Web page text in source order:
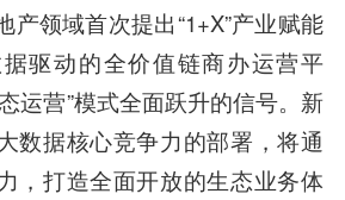
产领域首次提出“1+X”产业赋能
驱动的全价值链商办运营平
运营”模式全面跃升的信号。新
数据核心竞争力的部署，将通
，打造全面开放的生态业务体